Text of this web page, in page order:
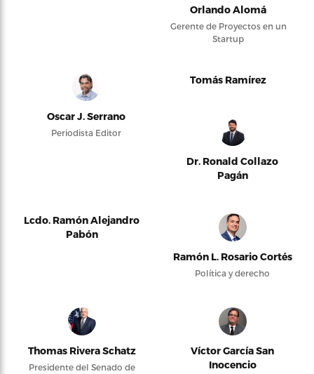
Orlando Alomá
Gerente de Proyectos en un
Startup
Oscar J. Serrano
Periodista Editor
Tomás Ramírez
Dr. Ronald Collazo
Pagán
Lcdo. Ramón Alejandro
Pabón
Ramón L. Rosario Cortés
Política y derecho
Thomas Rivera Schatz
Presidente del Senado de
Víctor García San
Inocencio